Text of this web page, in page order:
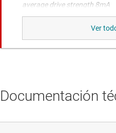
average drive strength 8mA
Compuerta AND de 4
SN74HCS08
Documentación